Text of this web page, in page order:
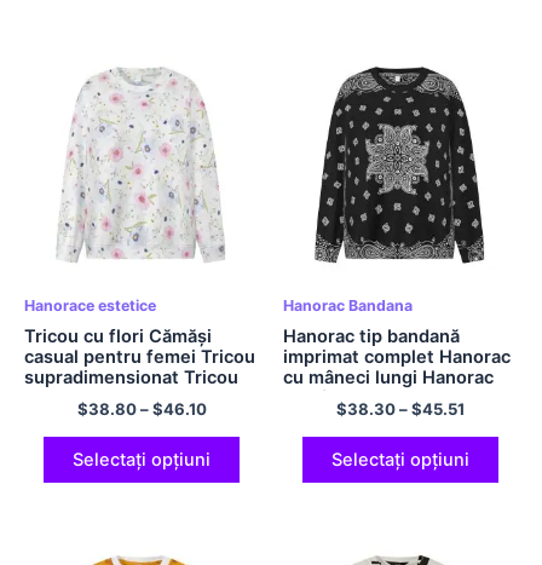
Hanorace estetice
Tricou cu flori Cămăși
casual pentru femei Tricou
supradimensionat Tricou
din poliester Tricou cu
mânecă lungă cu gâtul în
formă de O
$38.80–$46.10
Selectați opțiuni
Hanorac Bandana
Hanorac tip bandană
imprimat complet Hanorac
cu mâneci lungi Hanorac
cu gât O
$38.30–$45.51
Selectați opțiuni